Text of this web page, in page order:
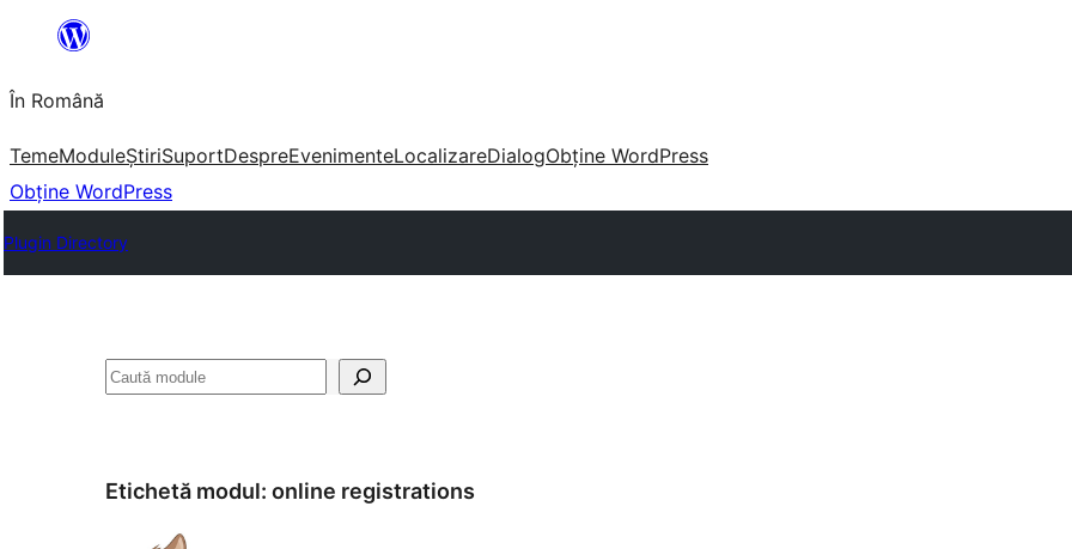
conținut
În Română
TemeModuleȘtiriSuportDespreEvenimenteLocalizareDialogObține WordPress
Obține WordPress
Plugin Directory
Caută
Etichetă modul: online registrations